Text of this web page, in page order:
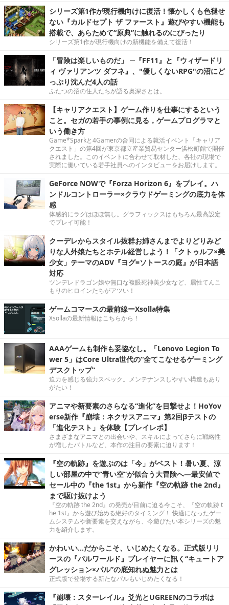
シリーズ第1作が現行機向けに復活！懐かしくも色褪せ
ない『カルドセプト ザ ファースト』遊びやすい機能も
搭載で、あらためて“原典”に触れるのにぴったり
シリーズ第1作が現行機向けの新機能を備えて復活！
「冒険は楽しいものだ」 ─『FF11』と『ウィザードリ
ィ ヴァリアンツ ダフネ』、"優しくないRPG"の沼にど
っぷり沈んだ4人の話
ふたつの沼の住人たちが語る奥深さとは。
【キャリアクエスト】ゲーム作りを仕事にするという
こと。セガの若手の事例に見る，ゲームプログラマと
いう働き方
Game*Sparkと4Gamerの合同による就活イベント「キャリア
クエスト」の第4回が東京都立産業貿易センター浜松町館で開催
されました。このイベントに合わせて取材した、各社の現場で
実際に働いている若手社員へのインタビューをお届けします。
GeForce NOWで『Forza Horizon 6』をプレイ。ハ
ンドルコントローラー×クラウドゲーミングの底力を体
感
体感的にラグはほぼ無し。グラフィックスはもちろん最高設定
でプレイ可能！
クーデレからスタイル抜群お姉さんまでよりどりみど
りな人外娘たちとホテル経営しよう！「クトゥルフ×美
少女」テーマのADV『ヨグ=ソトースの庭』が日本語
対応
ツンデレドラゴン娘や無口な複眼死神美少女など、属性てんこ
もりのヒロインたちがアツい！
ゲームコマースの最前線ーXsolla特集
Xsollaの最新情報はこちらから！
AAAゲームも制作も妥協なし。「Lenovo Legion To
wer 5」はCore Ultra世代の“全てこなせるゲーミング
デスクトップ”
迫力を感じる強力スペック。メンテナンスしやすい構造もあり
がたい！
アニマや新要素のさらなる“進化”を目撃せよ！HoYov
erse新作『崩壊：ネクサスアニマ』第2回βテストの
「進化テスト」を体験【プレイレポ】
さまざまなアニマとの出会いや、スキルによってさらに戦略性
が増したバトルなど、本作の注目の要素に迫ります！
『空の軌跡』を遊ぶのは「今」がベスト！暑い夏、涼
しい部屋の中で“青い空”が似合う大冒険へ―最安値で
セール中の『the 1st』から新作『空の軌跡 the 2nd』
まで駆け抜けよう
『空の軌跡 the 2nd』の発売が目前に迫る今こそ、『空の軌跡 t
he 1st』から遊び始める絶好のタイミング！ 快適になったゲー
ムシステムや新要素を交えながら、今遊びたい本シリーズの魅
力を紹介します。
かわいい…だからこそ、いじめたくなる。正式版リリ
ースの『パルワールド』プレイヤーに訊く“キュートア
グレッション×パル”の底知れぬ魅力とは
正式版で登場する新たなパルもいじめたくなる！
『崩壊：スターレイル』爻光とUGREENのコラボは